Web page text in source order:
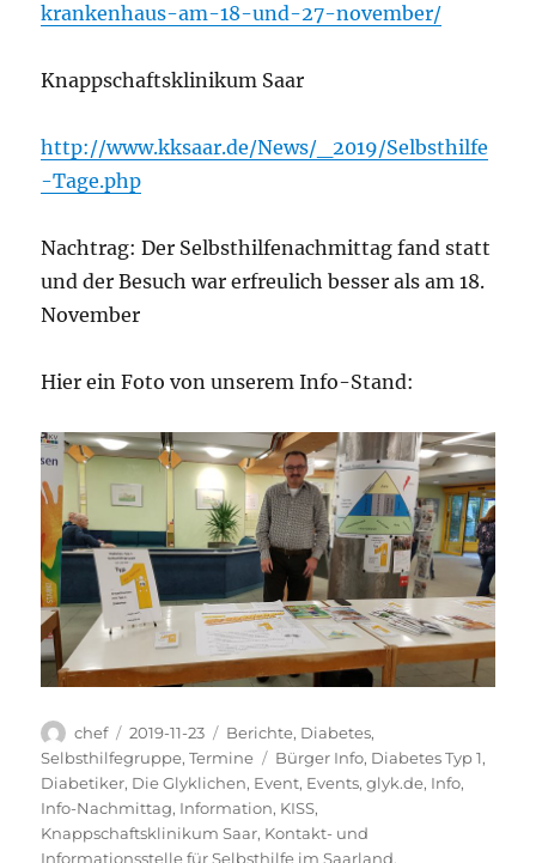
krankenhaus-am-18-und-27-november/
Knappschaftsklinikum Saar
http://www.kksaar.de/News/_2019/Selbsthilfe
-Tage.php
Nachtrag: Der Selbsthilfenachmittag fand statt
und der Besuch war erfreulich besser als am 18.
November
Hier ein Foto von unserem Info-Stand:
Autor
chef
Veröffentlicht
am
2019-11-23 Kategorien
Berichte, Diabetes,
Selbsthilfegruppe,Termine Schlagwörter
Bürger Info, Diabetes Typ 1,
Diabetiker, Die Glyklichen, Event, Events,glyk.de, Info,
Info-Nachmittag, Information, KISS,
Knappschaftsklinikum Saar, Kontakt- und
Informationsstelle für Selbsthilfe im Saarland,